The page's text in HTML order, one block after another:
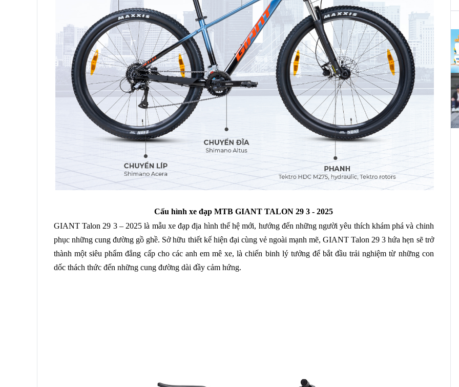
Cấu hình xe đạp MTB GIANT TALON 29 3 - 2025
GIANT Talon 29 3 – 2025 là mẫu xe đạp địa hình thế hệ mới, hướng đến những người yêu thích khám phá và chinh
phục những cung đường gồ ghề. Sở hữu thiết kế hiện đại cùng vẻ ngoài mạnh mẽ, GIANT Talon 29 3 hứa hẹn sẽ trở
thành một siêu phẩm đẳng cấp cho các anh em mê xe, là chiến binh lý tưởng để bắt đầu trải nghiệm từ những con
dốc thách thức đến những cung đường dài đầy cảm hứng.